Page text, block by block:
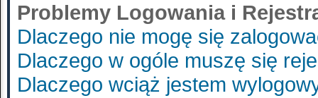
Problemy Logowania i
Dlaczego nie mogę się
Dlaczego w ogóle muszę się
Dlaczego wciąż jestem